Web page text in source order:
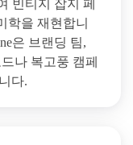
빈티지 잡지 페
학을 재현합니
은 브랜딩 팀,
나 복고풍 캠페
다.